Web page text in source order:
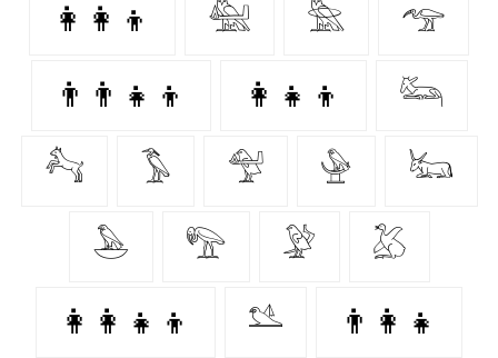
👩‍👩‍👦 𓅕 𓅗 𓅠
👨‍👨‍👧‍👦 👩‍👧‍👦 𓃛
𓃚 𓅣 𓅵 𓅈 𓃜
𓅅 𓅟 𓅶 𓅷
👩‍👩‍👧‍👦 𓅎 👨‍👩‍👧